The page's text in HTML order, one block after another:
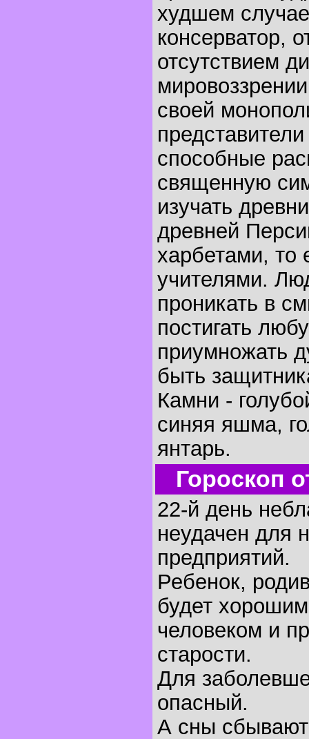
худшем
консерватор,
отсутствием
своей
способные
священную
изучать
древней
харбетами, то
учителями.
проникать в
постигать
приумножать
быть
Камни -
синяя яшма,
янтарь.
Гороскоп
22-й день
неудачен для
предприятий.
Ребенок,
будет
человеком и
старости.
Для
опасный.
А сны